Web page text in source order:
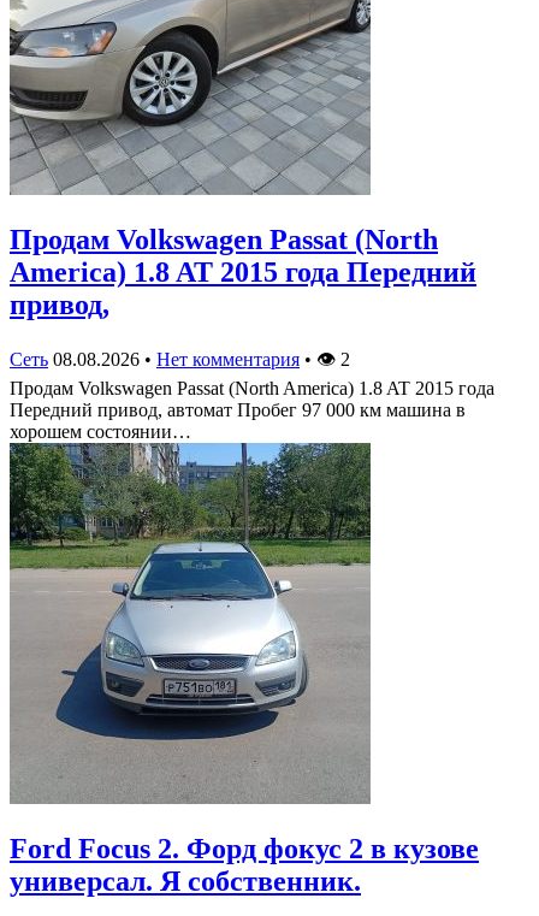
Продам Volkswagen Passat (North
America) 1.8 AT 2015 года Передний
привод,
Сеть 08.08.2026 • Нет комментария • 👁 2
Продам Volkswagen Passat (North America) 1.8 AT 2015 года
Передний привод, автомат Пробег 97 000 км машина в
хорошем состоянии…
Ford Focus 2. Форд фокус 2 в кузове
универсал. Я собственник.